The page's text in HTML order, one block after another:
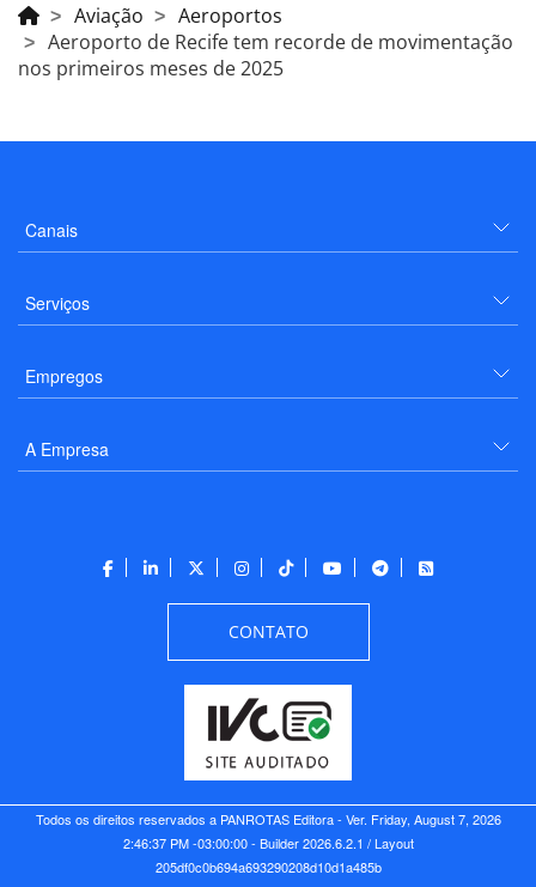
Aviação
Aeroportos
Aeroporto de Recife tem recorde de movimentação
nos primeiros meses de 2025
Canais
Serviços
Empregos
A Empresa
CONTATO
Todos os direitos reservados a PANROTAS Editora - Ver. Friday, August 7, 2026
2:46:37 PM -03:00:00 - Builder 2026.6.2.1 / Layout
205df0c0b694a693290208d10d1a485b